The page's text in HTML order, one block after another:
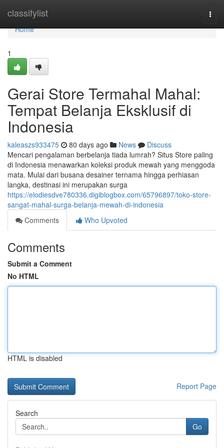
classifylist
Home
Home
1
Gerai Store Termahal Mahal:
Tempat Belanja Eksklusif di
Indonesia
kaleaszs933475 80 days ago News
Discuss
Mencari pengalaman berbelanja tiada lumrah? Situs Store paling
di Indonesia menawarkan koleksi produk mewah yang menggoda
mata. Mulai dari busana desainer ternama hingga perhiasan
langka, destinasi ini merupakan surga
https://elodiesdve780336.digiblogbox.com/65796897/toko-store-
sangat-mahal-surga-belanja-mewah-di-indonesia
Comments
Who Upvoted
Comments
Submit a Comment
No HTML
HTML is disabled
Report Page
Search
Go